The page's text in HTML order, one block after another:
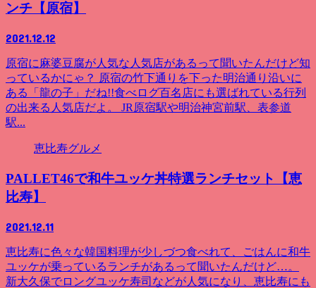
ンチ【原宿】
2021.12.12
原宿に麻婆豆腐が人気な人気店があるって聞いたんだけど知
っているかにゃ？ 原宿の竹下通りを下った明治通り沿いに
ある「龍の子」だね!!食べログ百名店にも選ばれている行列
の出来る人気店だよ。 JR原宿駅や明治神宮前駅、表参道
駅...
恵比寿グルメ
PALLET46で和牛ユッケ丼特選ランチセット【恵
比寿】
2021.12.11
恵比寿に色々な韓国料理が少しづつ食べれて、ごはんに和牛
ユッケが乗っているランチがあるって聞いたんだけど…。
新大久保でロングユッケ寿司などが人気になり、恵比寿にも